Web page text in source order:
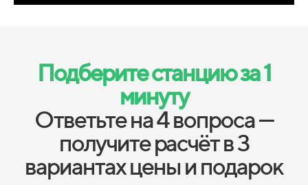
Подберите станцию за 1
минуту
Ответьте на 4 вопроса —
получите расчёт в 3
вариантах цены и подарок